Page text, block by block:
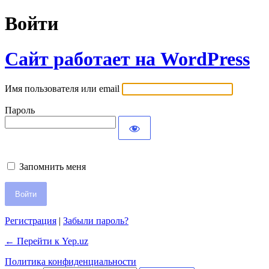
Войти
Сайт работает на WordPress
Имя пользователя или email
Пароль
Запомнить меня
Регистрация | Забыли пароль?
← Перейти к Yep.uz
Политика конфиденциальности